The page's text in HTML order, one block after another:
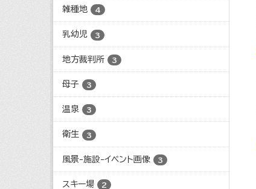
雑種地 4
乳幼児 3
地方裁判所 3
母子 3
温泉 3
衛生 3
風景-施設-イベント画像 3
スキー場 2